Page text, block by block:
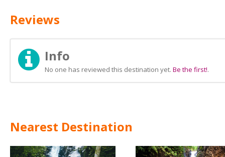
Reviews
Info
No one has reviewed this destination yet. Be the first!.
Nearest Destination